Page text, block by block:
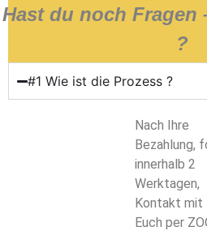
Hast du noch Fragen
?
#1 Wie ist die Prozess ?
Nach Ihre
Bezahlung,
innerhalb 2
Werktagen,
Kontakt mit
Euch per